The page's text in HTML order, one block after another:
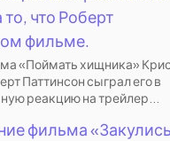
что Роберт
фильме.
«Поймать хищника»
Паттинсон сыграл его в
реакцию на трейлер...
фильма